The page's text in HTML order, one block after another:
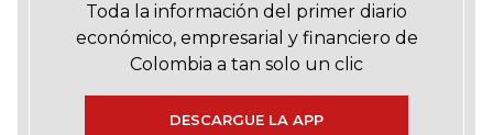
Toda la información del primer diario
económico, empresarial y financiero de
Colombia a tan solo un clic
DESCARGUE LA APP